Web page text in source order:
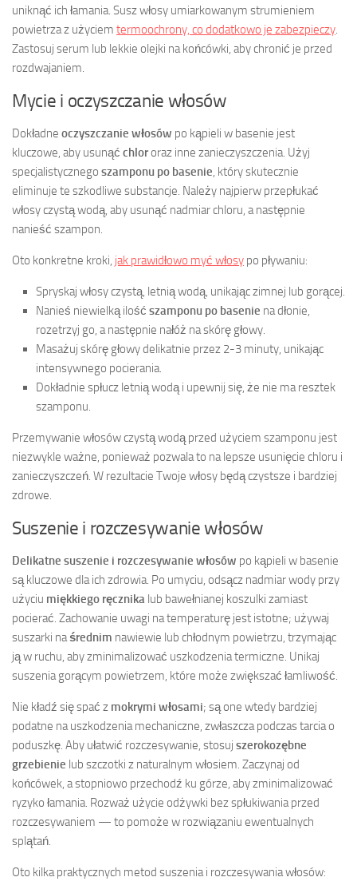
uniknąć ich łamania. Susz włosy umiarkowanym strumieniem
powietrza z użyciem termoochrony, co dodatkowo je zabezpieczy
Zastosuj serum lub lekkie olejki na końcówki, aby chronić je przed
rozdwajaniem.
Mycie i oczyszczanie włosów
Dokładne oczyszczanie włosów po kąpieli w basenie jest
kluczowe, aby usunąć chlororaz inne zanieczyszczenia. Użyj
specjalistycznego szamponu po basenie , który skutecznie
eliminuje te szkodliwe substancje. Należy najpierw przepłukać
włosy czystą wodą, aby usunąć nadmiar chloru, a następnie
nanieść szampon.
Oto konkretne kroki, jak prawidłowo myć włosy po pływaniu:
Spryskaj włosy czystą, letnią wodą, unikając zimnej lub gorącej.
Nanieś niewielką ilość szamponu po basenie na dłonie,
rozetrzyj go, a następnie nałóż na skórę głowy.
Masażuj skórę głowy delikatnie przez 2-3 minuty, unikając
intensywnego pocierania.
Dokładnie spłucz letnią wodą i upewnij się, że nie ma resztek
szamponu.
Przemywanie włosów czystą wodą przed użyciem szamponu jest
niezwykle ważne, ponieważ pozwala to na lepsze usunięcie chloru i
zanieczyszczeń. W rezultacie Twoje włosy będą czystsze i bardziej
zdrowe.
Suszenie i rozczesywanie włosów
Delikatne suszenie i rozczesywanie włosów po kąpieli w basenie
są kluczowe dla ich zdrowia. Po umyciu, odsącz nadmiar wody przy
użyciu miękkiego ręcznika lub bawełnianej koszulki zamiast
pocierać. Zachowanie uwagi na temperaturę jest istotne; używaj
suszarki naśrednim nawiewie lub chłodnym powietrzu, trzymając
ją w ruchu, aby zminimalizować uszkodzenia termiczne. Unikaj
suszenia gorącym powietrzem, które może zwiększać łamliwość.
Nie kładź się spać z mokrymi włosami; są one wtedy bardziej
podatne na uszkodzenia mechaniczne, zwłaszcza podczas tarcia o
poduszkę. Aby ułatwić rozczesywanie, stosuj szerokozębne
grzebienie lub szczotki z naturalnym włosiem. Zaczynaj od
końcówek, a stopniowo przechodź ku górze, aby zminimalizować
ryzyko łamania. Rozważ użycie odżywki bez spłukiwania przed
rozczesywaniem — to pomoże w rozwiązaniu ewentualnych
splątań.
Oto kilka praktycznych metod suszenia i rozczesywania włosów: